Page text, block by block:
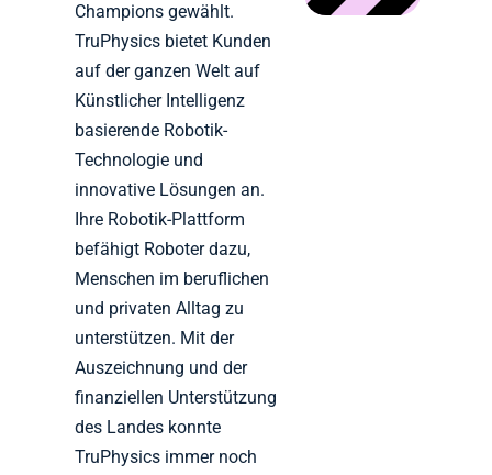
Champions gewählt.
TruPhysics bietet Kunden
auf der ganzen Welt auf
Künstlicher Intelligenz
basierende Robotik-
Technologie und
innovative Lösungen an.
Ihre Robotik-Plattform
befähigt Roboter dazu,
Menschen im beruflichen
und privaten Alltag zu
unterstützen. Mit der
Auszeichnung und der
finanziellen Unterstützung
des Landes konnte
TruPhysics immer noch